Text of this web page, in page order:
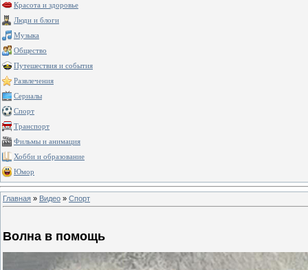
Красота и здоровье
Люди и блоги
Музыка
Общество
Путешествия и события
Развлечения
Сериалы
Спорт
Транспорт
Фильмы и анимация
Хобби и образование
Юмор
Главная » Видео » Спорт
Волна в помощь